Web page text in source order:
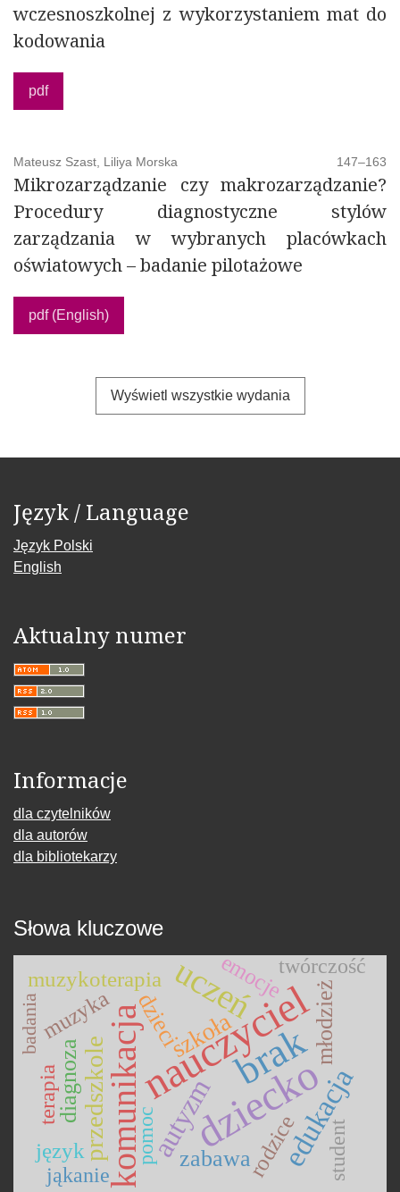
wczesnoszkolnej z wykorzystaniem mat do
kodowania
pdf
Mateusz Szast, Liliya Morska 147–163
Mikrozarządzanie czy makrozarządzanie?
Procedury diagnostyczne stylów
zarządzania w wybranych placówkach
oświatowych – badanie pilotażowe
pdf (English)
Wyświetl wszystkie wydania
Język / Language
Język Polski
English
Aktualny numer
Informacje
dla czytelników
dla autorów
dla bibliotekarzy
Słowa kluczowe
nauczyciel
dziecko
brak
komunikacja
uczeń
edukacja
autyzm
przedszkole
szkoła
dzieci
diagnoza
zabawa
młodzież
rodzice
muzykoterapia
język
muzyka
terapia
emocje
pomoc student
twórczość
jąkanie
badania